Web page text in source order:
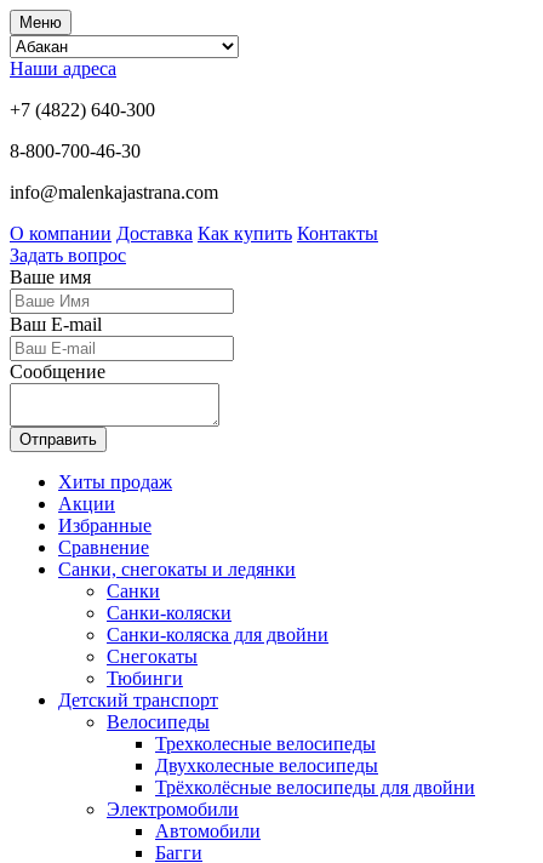
Меню
Наши адреса
+7 (4822) 640-300
8-800-700-46-30
info@malenkajastrana.com
О компании Доставка Как купить Контакты
Задать вопрос
Ваше имя
Ваш E-mail
Сообщение
Отправить
Хиты продаж
Акции
Избранные
Сравнение
Санки, снегокаты и ледянки
Санки
Санки-коляски
Санки-коляска для двойни
Снегокаты
Тюбинги
Детский транспорт
Велосипеды
Трехколесные велосипеды
Двухколесные велосипеды
Трёхколёсные велосипеды для двойни
Электромобили
Автомобили
Багги